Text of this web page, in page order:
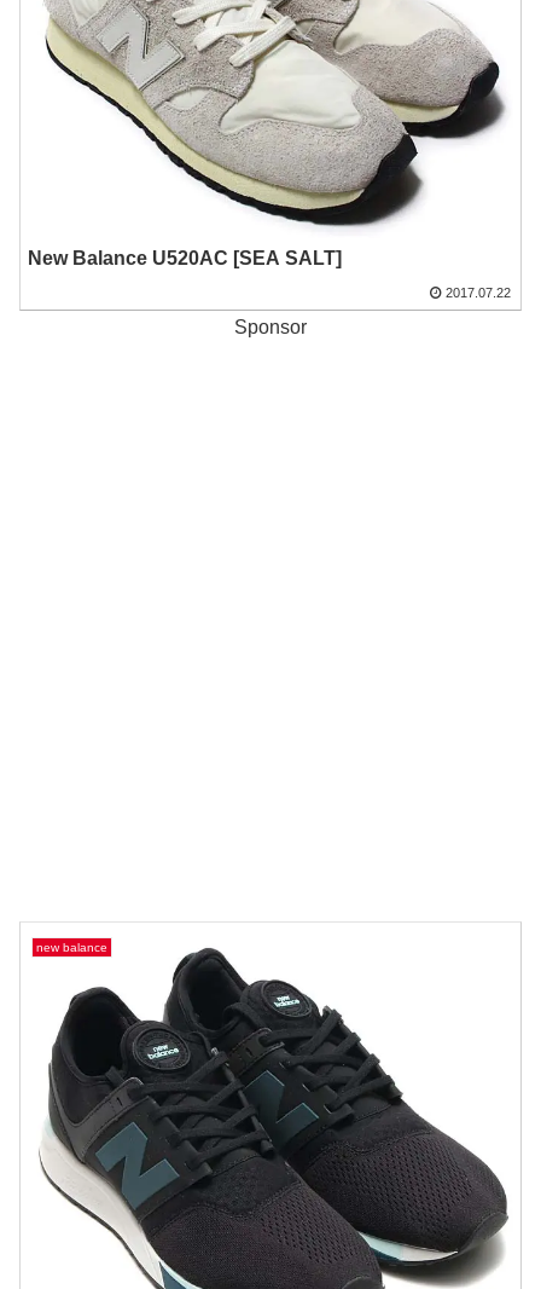
New Balance U520AC [SEA SALT]
2017.07.22
Sponsor
new balance